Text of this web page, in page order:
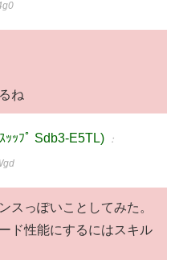
ね
ｯﾌﾟ Sdb3-E5TL) ：
スっぽいことしてみた。
ド性能にするにはスキル